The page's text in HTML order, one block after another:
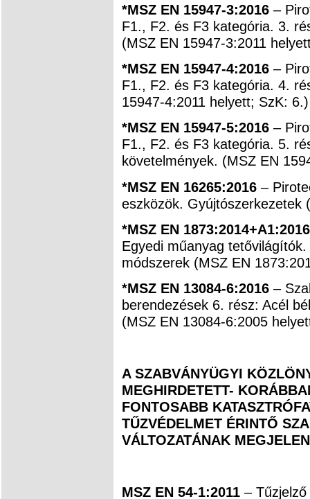
*MSZ EN 15947-3:2016–
F1., F2. és F3 kategória. 3.
(MSZ EN 15947-3:2011
*MSZ EN 15947-4:2016–
F1., F2. és F3 kategória. 4.
15947-4:2011 helyett; SzK: 6.)
*MSZ EN 15947-5:2016–
F1., F2. és F3 kategória. 5.
követelmények. (MSZ EN
*MSZ EN 16265:2016 –
eszközök. Gyújtószerkezetek
*MSZ EN 1873:2014+A1:2016
Egyedi műanyag
módszerek (MSZ EN
*MSZ EN 13084-6:2016 –
berendezések 6. rész: Acél
(MSZ EN 13084-6:2005
A SZABVÁNYÜGYI
MEGHIRDETETT-
FONTOSABB
TŰZVÉDELMET ÉRINTŐ
VÁLTOZATÁNAK
MSZ EN 54-1:2011– Tűzjelző